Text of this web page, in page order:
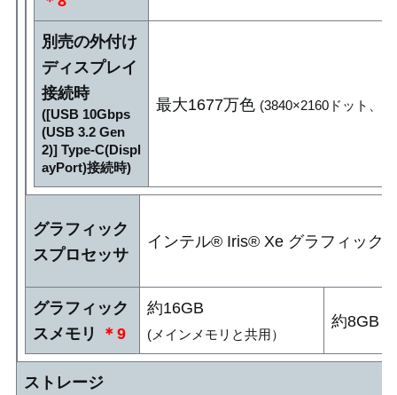
別売の外付け
ディスプレイ
接続時
([USB 10Gbps
(USB 3.2 Gen
2)] Type-C(Displ
ayPort)接続時)
最大1677万色 (3840×2160ドット、
グラフィック
スプロセッサ
インテル® Iris® Xe グラフィック
グラフィック
スメモリ
＊9
約16GB
(メインメモリと共用）
約8GB
ストレージ